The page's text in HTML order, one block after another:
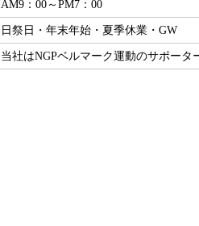
AM9：00～PM7：00
日祭日・年末年始・夏季休業・GW
当社はNGPベルマーク運動のサポータ